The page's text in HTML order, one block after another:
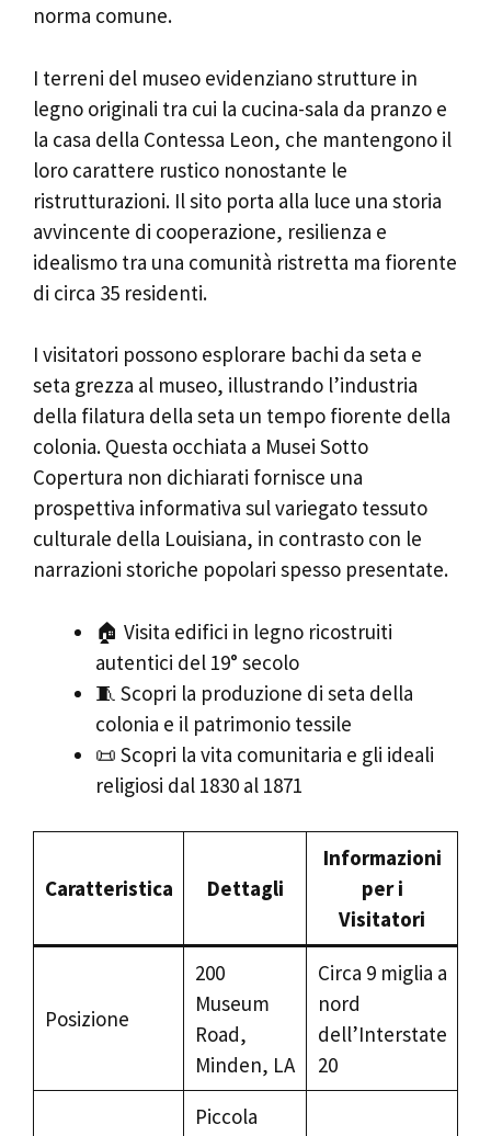
norma comune.
I terreni del museo evidenziano strutture in
legno originali tra cui la cucina-sala da pranzo e
la casa della Contessa Leon, che mantengono il
loro carattere rustico nonostante le
ristrutturazioni. Il sito porta alla luce una storia
avvincente di cooperazione, resilienza e
idealismo tra una comunità ristretta ma fiorente
di circa 35 residenti.
I visitatori possono esplorare bachi da seta e
seta grezza al museo, illustrando l’industria
della filatura della seta un tempo fiorente della
colonia. Questa occhiata a Musei Sotto
Copertura non dichiarati fornisce una
prospettiva informativa sul variegato tessuto
culturale della Louisiana, in contrasto con le
narrazioni storiche popolari spesso presentate.
🏠 Visita edifici in legno ricostruiti
autentici del 19° secolo
🧵 Scopri la produzione di seta della
colonia e il patrimonio tessile
📜 Scopri la vita comunitaria e gli ideali
religiosi dal 1830 al 1871
Caratteristica Dettagli
Informazioni
per i
Visitatori
Posizione
200
Museum
Road,
Minden, LA
Circa 9 miglia a
nord
dell’Interstate
20
Piccola